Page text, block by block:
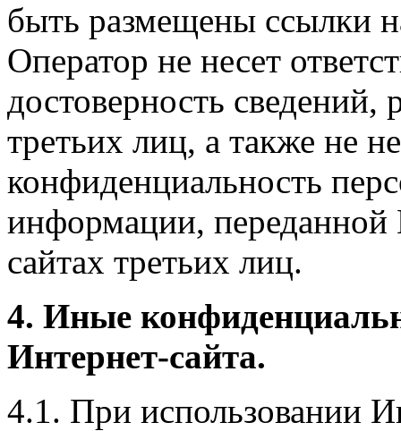
быть размещены ссылки
Оператор не несет
достоверность
третьих лиц, а также не
конфиденциальность
информации, переданной
сайтах третьих лиц.
4. Иные
Интернет-сайта.
4.1. При использовании